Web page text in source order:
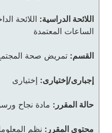
اللائحة الدراسية: اللائحة
الساعات المعتمدة
القسم: تمريض صحة
إجبارى/إختيارى: إختيارى
حالة المقرر: مادة نجاح
محتوى المقرر: نظم